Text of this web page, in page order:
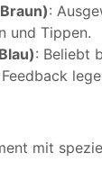
:
und Tippen.
: Beliebt
mit